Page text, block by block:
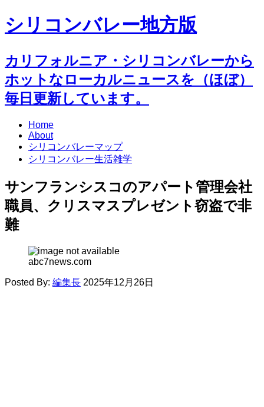
シリコンバレー地方版
カリフォルニア・シリコンバレーから
ホットなローカルニュースを（ほぼ）
毎日更新しています。
Home
About
シリコンバレーマップ
シリコンバレー生活雑学
サンフランシスコのアパート管理会社
職員、クリスマスプレゼント窃盗で非
難
abc7news.com
Posted By: 編集長 2025年12月26日